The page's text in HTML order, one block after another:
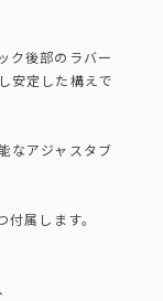
ク後部のラバー
安定した構えで
なアジャスタブ
属します。